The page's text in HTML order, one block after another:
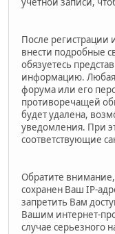
После регистрации
внести подробные
обязуетесь
информацию.
форума или его
противоречащей
будет удалена,
уведомления. При
соответствующие
Обратите
сохранен Ваш IP-
запретить Вам
Вашим интернет-
случае серьезного